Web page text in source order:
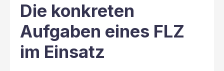
Die konkreten
Aufgaben eines FLZ
im Einsatz